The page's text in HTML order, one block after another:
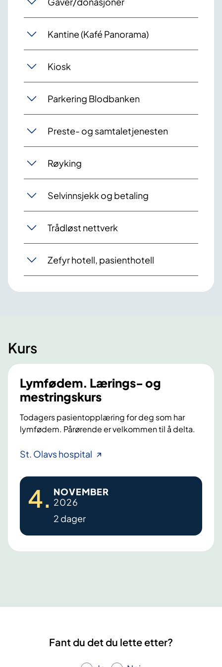
Kantine (Kafé Panorama)
Kiosk
Parkering Blodbanken
Preste- og samtaletjenesten
Røyking
Selvinnsjekk og betaling
Trådløst nettverk
Zefyr hotell, pasienthotell
Kurs
Lymfødem. Lærings- og
mestringskurs
Todagers pasientopplæring for deg som har
lymfødem. Pårørende er velkommen til å delta.
St. Olavs hospital
m
f
e
g
4. NOVEMBER
2026
2 dager
Fant du det du lette etter?